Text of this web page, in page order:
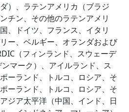
）、ラテンアメリカ（ブラジ
チン、その他のラテンアメリ
、ドイツ、フランス、イタリ
ー、ベルギー、オランダおよび
（フィンランド、スウェーデ
マーク）、アイルランド、ス
ーランド、トルコ、ロシア、そ
ーランド、トルコ、ロシア、そ
ジア太平洋（中国、インド、日